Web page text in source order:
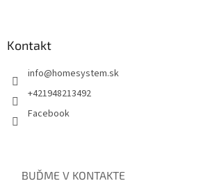
Kontakt
info@homesystem.sk
+421948213492
Facebook
BUĎME V KONTAKTE